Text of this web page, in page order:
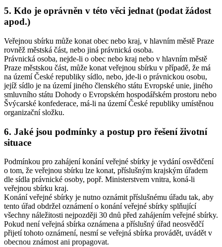
5. Kdo je oprávněn v této věci jednat (podat žádost
apod.)
Veřejnou sbírku může konat obec nebo kraj, v hlavním městě Praze
rovněž městská část, nebo jiná právnická osoba.
Právnická osoba, nejde-li o obec nebo kraj nebo v hlavním městě
Praze městskou část, může konat veřejnou sbírku v případě, že má
na území České republiky sídlo, nebo, jde-li o právnickou osobu,
jejíž sídlo je na území jiného členského státu Evropské unie, jiného
smluvního státu Dohody o Evropském hospodářském prostoru nebo
Švýcarské konfederace, má-li na území České republiky umístěnou
organizační složku.
6. Jaké jsou podmínky a postup pro řešení životní
situace
Podmínkou pro zahájení konání veřejné sbírky je vydání osvědčení
o tom, že veřejnou sbírku lze konat, příslušným krajským úřadem
dle sídla právnické osoby, popř. Ministerstvem vnitra, koná-li
veřejnou sbírku kraj.
Konání veřejné sbírky je nutno oznámit příslušnému úřadu tak, aby
tento úřad obdržel oznámení o konání veřejné sbírky splňující
všechny náležitosti nejpozději 30 dnů před zahájením veřejné sbírky.
Pokud není veřejná sbírka oznámena a příslušný úřad neosvědčí
přijetí tohoto oznámení, nesmí se veřejná sbírka provádět, uvádět v
obecnou známost ani propagovat.